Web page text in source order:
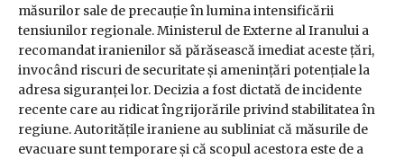
măsurilor sale de precauție în lumina intensificării
tensiunilor regionale. Ministerul de Externe al Iranului a
recomandat iranienilor să părăsească imediat aceste țări,
invocând riscuri de securitate și amenințări potențiale la
adresa siguranței lor. Decizia a fost dictată de incidente
recente care au ridicat îngrijorările privind stabilitatea în
regiune. Autoritățile iraniene au subliniat că măsurile de
evacuare sunt temporare și că scopul acestora este de a